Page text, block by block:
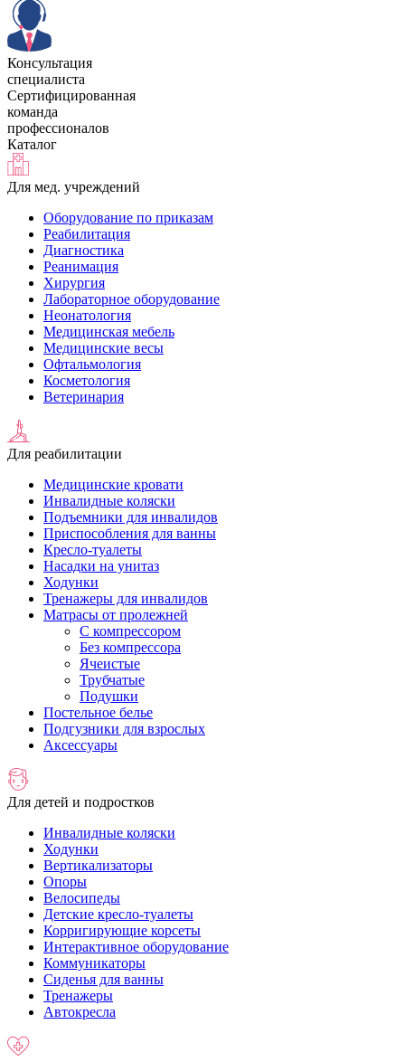
Консультация
специалиста
Сертифицированная
команда
профессионалов
Каталог
Для мед. учреждений
Оборудование по приказам
Реабилитация
Диагностика
Реанимация
Хирургия
Лабораторное оборудование
Неонатология
Медицинская мебель
Медицинские весы
Офтальмология
Косметология
Ветеринария
Для реабилитации
Медицинские кровати
Инвалидные коляски
Подъемники для инвалидов
Приспособления для ванны
Кресло-туалеты
Насадки на унитаз
Ходунки
Тренажеры для инвалидов
Матрасы от пролежней
С компрессором
Без компрессора
Ячеистые
Трубчатые
Подушки
Постельное белье
Подгузники для взрослых
Аксессуары
Для детей и подростков
Инвалидные коляски
Ходунки
Вертикализаторы
Опоры
Велосипеды
Детские кресло-туалеты
Корригирующие корсеты
Интерактивное оборудование
Коммуникаторы
Сиденья для ванны
Тренажеры
Автокресла